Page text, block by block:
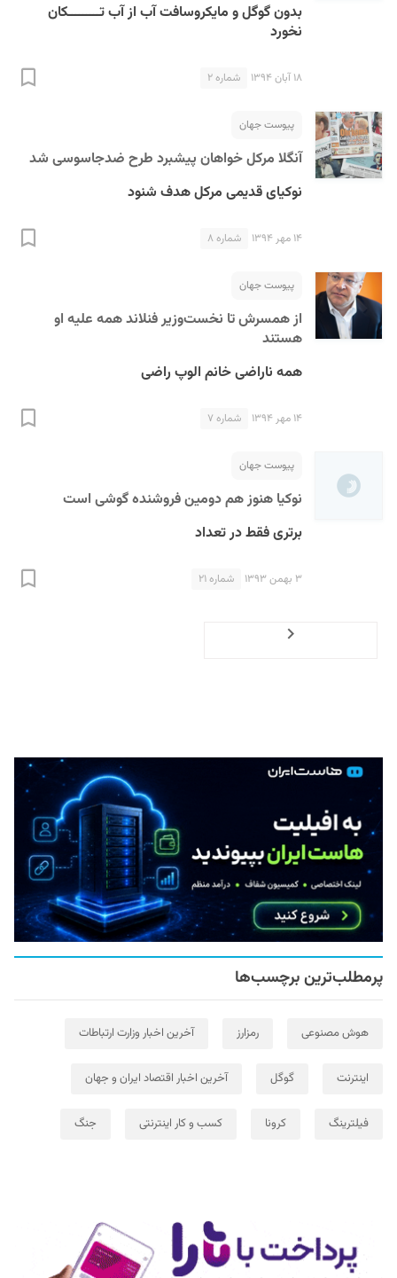
بدون گوگل و مایکروسافت آب از آب تـــــــــکان
نخورد
۱۸ آبان ۱۳۹۴ شماره ۲
پیوست جهان
آنگلا مرکل خواهان پیشبرد طرح ضدجاسوسی شد
نوکیای قدیمی مرکل هدف شنود
۱۴ مهر ۱۳۹۴ شماره ۸
پیوست جهان
از همسرش تا نخست‌وزیر فنلاند همه علیه او
هستند
همه ناراضی خانم الوپ راضی
۱۴ مهر ۱۳۹۴ شماره ۷
پیوست جهان
نوکیا هنوز هم دومین فروشنده گوشی است
برتری فقط در تعداد
۳ بهمن ۱۳۹۳ شماره ۲۱
پرمطلب‌ترین برچسب‌ها
هوش مصنوعی رمزارز آخرین اخبار وزارت ارتباطات
اینترنت گوگل آخرین اخبار اقتصاد ایران و جهان
فیلترینگ کرونا کسب و کار اینترنتی جنگ